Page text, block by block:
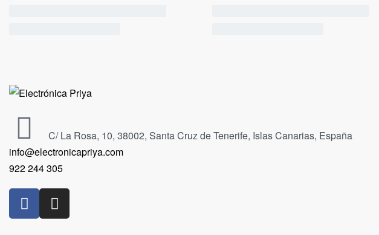
C/ La Rosa, 10, 38002, Santa Cruz de Tenerife, Islas Canarias, España
info@electronicapriya.com
922 244 305